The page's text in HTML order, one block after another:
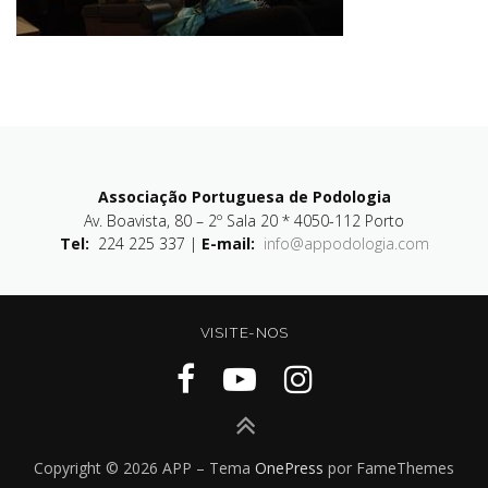
Associação Portuguesa de Podologia
Av. Boavista, 80 – 2º Sala 20 * 4050-112 Porto
Tel: 224 225 337 | E-mail: info@appodologia.com
VISITE-NOS
Copyright © 2026 APP – Tema OnePress por FameThemes